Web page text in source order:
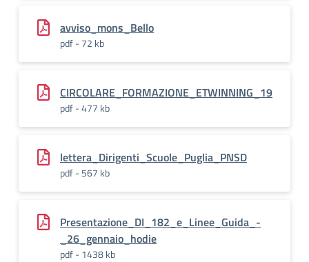
avviso_mons_Bello
pdf - 72 kb
CIRCOLARE_FORMAZIONE_ETWINNING_19
pdf - 477 kb
lettera_Dirigenti_Scuole_Puglia_PNSD
pdf - 567 kb
Presentazione_DI_182_e_Linee_Guida_-
_26_gennaio_hodie
pdf - 1438 kb